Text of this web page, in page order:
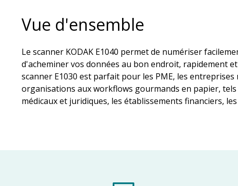
Vue d'ensemble
Le scanner KODAK E1040 permet de numériser
d'acheminer vos données au bon endroit, rapidement et
scanner E1030 est parfait pour les PME, les
organisations aux workflows gourmands en papier, tels
médicaux et juridiques, les établissements financiers,